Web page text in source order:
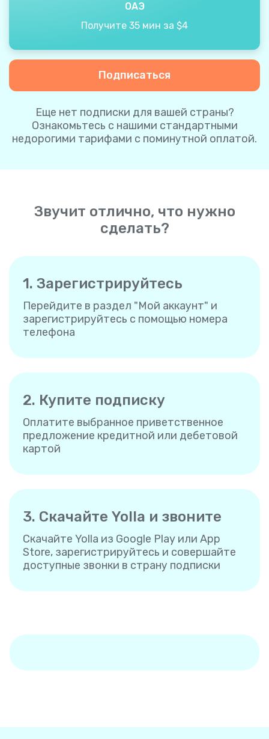
ОАЭ
Получите 35 мин за $4
Подписаться
Еще нет подписки для вашей страны?
Ознакомьтесь с нашими стандартными
недорогими тарифами с поминутной оплатой.
Звучит отлично, что нужно
сделать?
1. Зарегистрируйтесь
Перейдите в раздел "Мой аккаунт" и
зарегистрируйтесь с помощью номера
телефона
2. Купите подписку
Оплатите выбранное приветственное
предложение кредитной или дебетовой
картой
3. Скачайте Yolla и звоните
Скачайте Yolla из Google Play или App
Store, зарегистрируйтесь и совершайте
доступные звонки в страну подписки